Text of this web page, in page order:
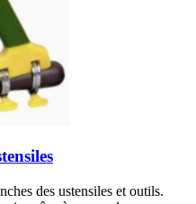
des ustensiles et outils.